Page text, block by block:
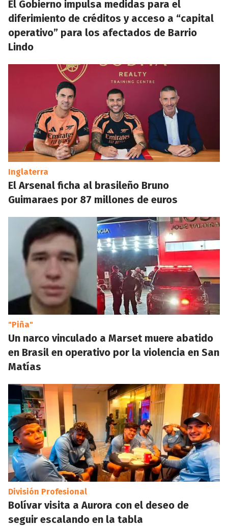
El Gobierno impulsa medidas para el
diferimiento de créditos y acceso a “capital
operativo” para los afectados de Barrio
Lindo
Inglaterra
El Arsenal ficha al brasileño Bruno
Guimaraes por 87 millones de euros
"Piña"
Un narco vinculado a Marset muere abatido
en Brasil en operativo por la violencia en San
Matías
División Profesional
Bolívar visita a Aurora con el deseo de
seguir escalando en la tabla